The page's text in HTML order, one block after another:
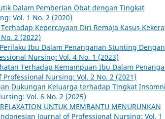
Dalam Pemberian Obat dengan Tingkat
Vol. 1 No. 2 (2020)
Kepercayaan Diri Remaja Kasus
2 (2022)
Ibu Dalam Penanganan Stunting Dengan
Nursing: Vol. 4 No. 1 (2023)
Terhadap Kemampuan Ibu Dalam
Nursing: Vol. 2 No. 2 (2021)
Dukungan Keluarga terhadap Tingkat
Vol. 6 No. 2 (2025)
RELAXATION UNTUK MEMBANTU MENURUNKAN
Journal of Professional Nursing: Vol. 1